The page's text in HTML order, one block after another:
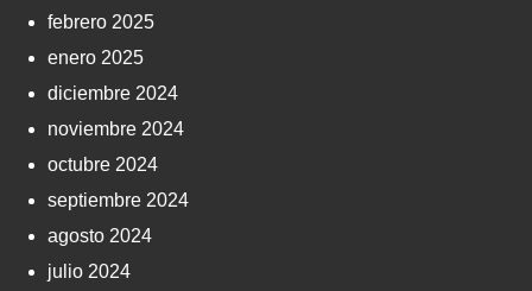
febrero 2025
enero 2025
diciembre 2024
noviembre 2024
octubre 2024
septiembre 2024
agosto 2024
julio 2024